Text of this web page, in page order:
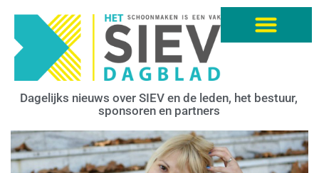
Dagelijks nieuws over SIEV en de leden, het bestuur,
sponsoren en partners